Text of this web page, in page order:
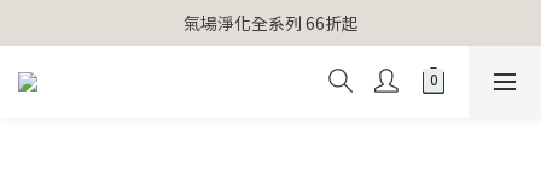
【官網獨家】首次消費 不限金額 即送 香遇熊超人行李吊牌
氣場淨化全系列 66折起
【官網獨家】首次消費 不限金額 即送 香遇熊超人行李吊牌